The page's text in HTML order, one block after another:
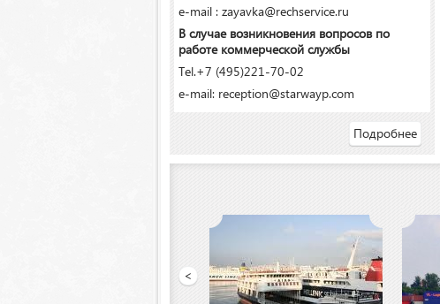
e-mail : zayavka@rechservice.ru
В случае возникновения вопросов по
работе коммерческой службы
Tel.+7 (495)221-70-02
e-mail: reception@starwayp.com
Подробнее
<